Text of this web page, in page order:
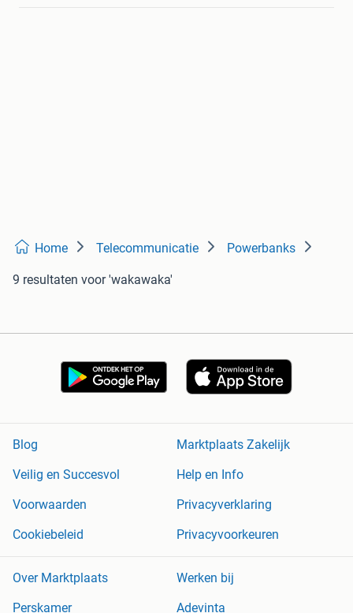
Home Telecommunicatie Powerbanks
9 resultaten voor 'wakawaka'
Blog
Marktplaats Zakelijk
Veilig en Succesvol
Help en Info
Voorwaarden
Privacyverklaring
Cookiebeleid
Privacyvoorkeuren
Over Marktplaats
Werken bij
Perskamer
Adevinta